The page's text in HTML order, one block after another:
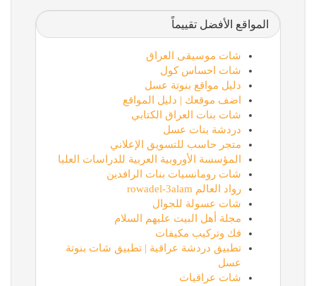
المواقع الأفضل تقييماً
شات موسيقى العراق
شات احساس كول
دليل مواقع بنوتة عسل
اضف موقعك | دليل المواقع
شات بنات العراق الكتابي
دردشة بنات عسل
متجر حاسب للتسويق الإعلاني
المؤسسة الأوروبية العربية للدراسات العليا
شات رومانسيات بنات الرافدين
رواد العالم rowadel-3alam
شات عسولة للجوال
مجلة أهل البيت عليهم السلام
فك وتركيب مكيفات
تطبيق دردشة عراقية | تطبيق شات بنوتة
عسل
شات عراقيات